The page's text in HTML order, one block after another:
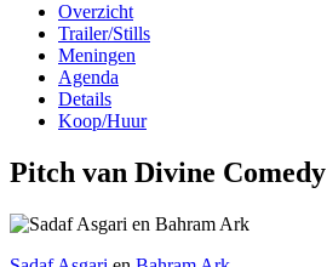
Overzicht
Trailer/Stills
Meningen
Agenda
Details
Koop/Huur
Pitch van Divine Comedy